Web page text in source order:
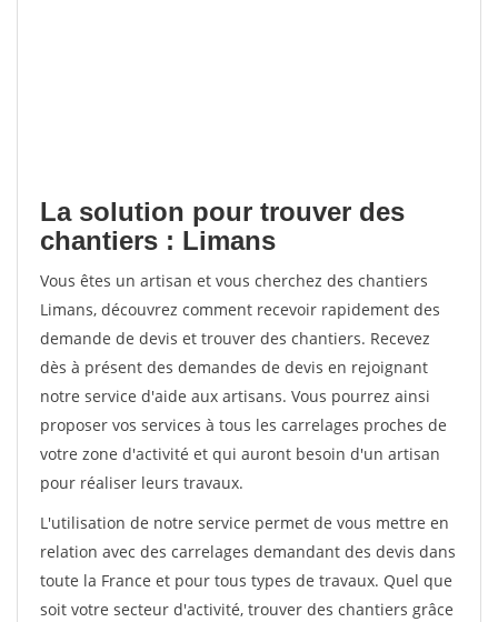
La solution pour trouver des
chantiers : Limans
Vous êtes un artisan et vous cherchez des chantiers
Limans, découvrez comment recevoir rapidement des
demande de devis et trouver des chantiers. Recevez
dès à présent des demandes de devis en rejoignant
notre service d'aide aux artisans. Vous pourrez ainsi
proposer vos services à tous les carrelages proches de
votre zone d'activité et qui auront besoin d'un artisan
pour réaliser leurs travaux.
L'utilisation de notre service permet de vous mettre en
relation avec des carrelages demandant des devis dans
toute la France et pour tous types de travaux. Quel que
soit votre secteur d'activité, trouver des chantiers grâce